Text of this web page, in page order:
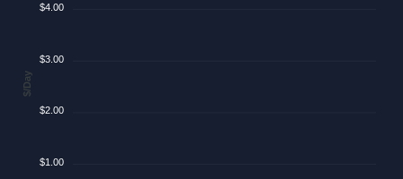
$4.00
$3.00
$2.00
$1.00
$/Day